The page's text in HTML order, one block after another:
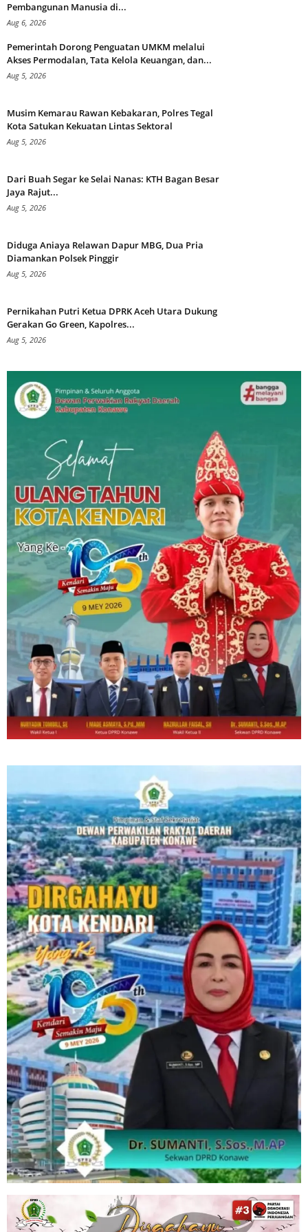
Pembangunan Manusia di...
Aug 6, 2026
Pemerintah Dorong Penguatan UMKM melalui
Akses Permodalan, Tata Kelola Keuangan, dan...
Aug 5, 2026
Musim Kemarau Rawan Kebakaran, Polres Tegal
Kota Satukan Kekuatan Lintas Sektoral
Aug 5, 2026
Dari Buah Segar ke Selai Nanas: KTH Bagan Besar
Jaya Rajut...
Aug 5, 2026
Diduga Aniaya Relawan Dapur MBG, Dua Pria
Diamankan Polsek Pinggir
Aug 5, 2026
Pernikahan Putri Ketua DPRK Aceh Utara Dukung
Gerakan Go Green, Kapolres...
Aug 5, 2026